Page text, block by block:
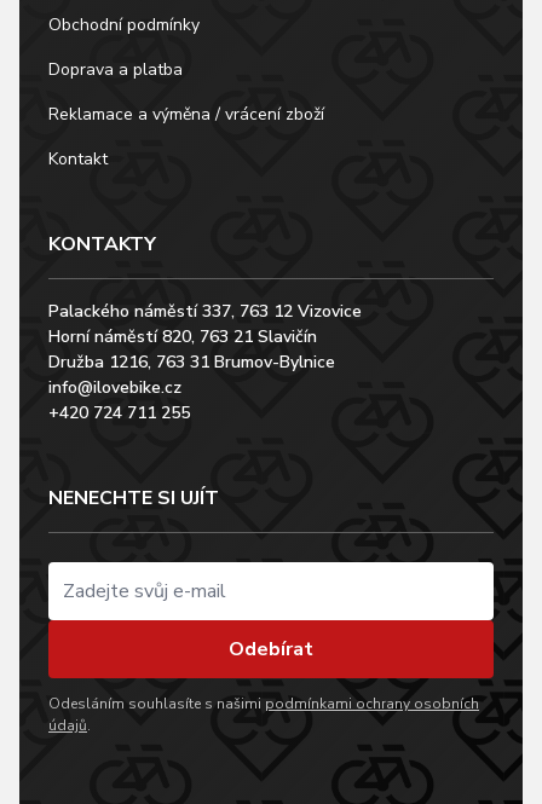
Obchodní podmínky
Doprava a platba
Reklamace a výměna / vrácení zboží
Kontakt
KONTAKTY
Palackého náměstí 337, 763 12 Vizovice
Horní náměstí 820, 763 21 Slavičín
Družba 1216, 763 31 Brumov-Bylnice
info@ilovebike.cz
+420 724 711 255
NENECHTE SI UJÍT
Odebírat
Odesláním souhlasíte s našimi podmínkami ochrany osobních
údajů.